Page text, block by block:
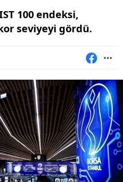
100 endeksi,
seviyeyi gördü.